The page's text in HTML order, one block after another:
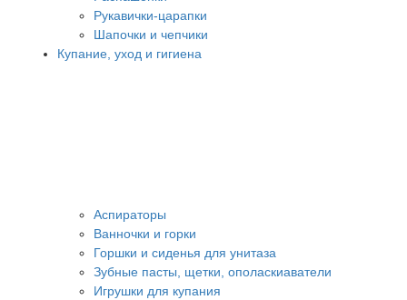
Рукавички-царапки
Шапочки и чепчики
Купание, уход и гигиена
Аспираторы
Ванночки и горки
Горшки и сиденья для унитаза
Зубные пасты, щетки, ополаскиаватели
Игрушки для купания